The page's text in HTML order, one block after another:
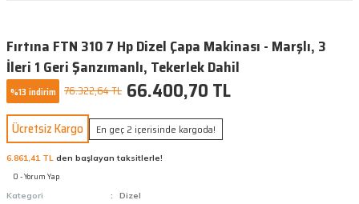
Fırtına FTN 310 7 Hp Dizel Çapa Makinası - Marşlı, 3
İleri 1 Geri Şanzımanlı, Tekerlek Dahil
%13 indirim 76.322,64 TL 66.400,70 TL
Ücretsiz Kargo En geç 2 içerisinde kargoda!
6.861,41 TL den başlayan taksitlerle!
0 - Yorum Yap
Kategori
Dizel